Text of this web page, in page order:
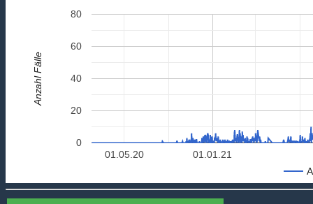
01.01.21
01.05.20
0
20
40
60
80
Anzahl Fälle